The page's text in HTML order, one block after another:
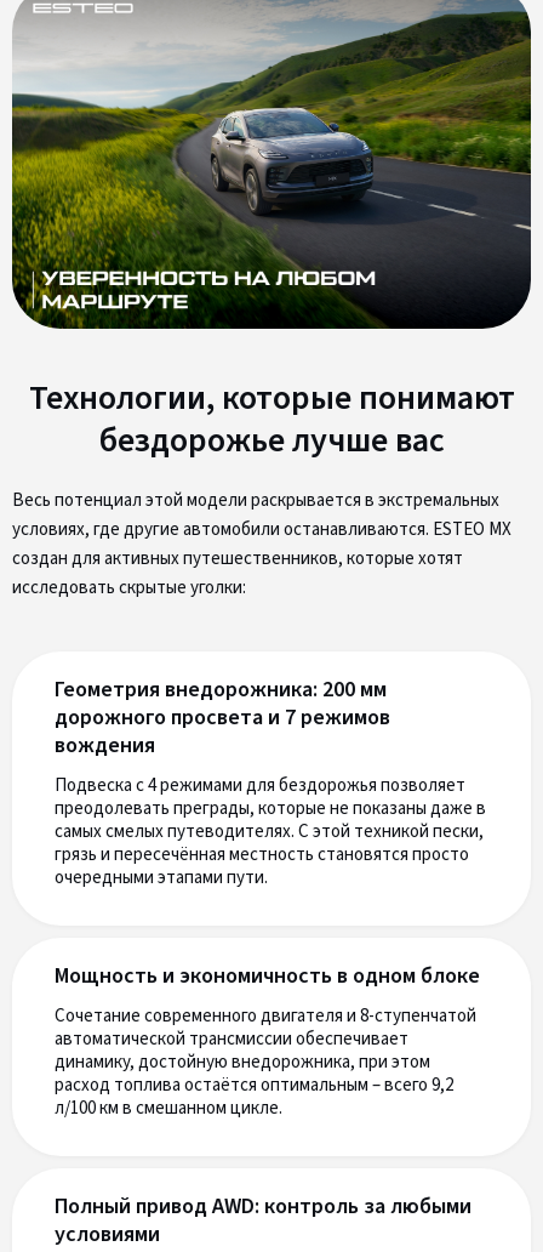
Технологии, которые понимают
бездорожье лучше вас
Весь потенциал этой модели раскрывается в экстремальных
условиях, где другие автомобили останавливаются. ESTEO MX
создан для активных путешественников, которые хотят
исследовать скрытые уголки:
Геометрия внедорожника: 200 мм
дорожного просвета и 7 режимов
вождения
Подвеска с 4 режимами для бездорожья позволяет
преодолевать преграды, которые не показаны даже в
самых смелых путеводителях. С этой техникой пески,
грязь и пересечённая местность становятся просто
очередными этапами пути.
Мощность и экономичность в одном блоке
Сочетание современного двигателя и 8-ступенчатой
автоматической трансмиссии обеспечивает
динамику, достойную внедорожника, при этом
расход топлива остаётся оптимальным – всего 9,2
л/100 км в смешанном цикле.
Полный привод AWD: контроль за любыми
условиями